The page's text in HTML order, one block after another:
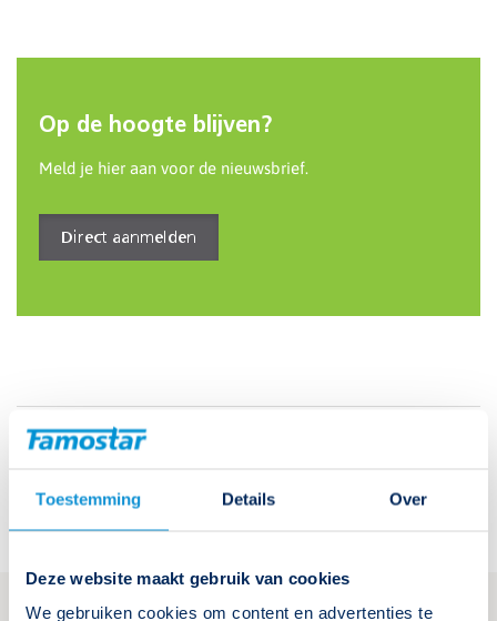
Toestemming Details Over
Deze website maakt gebruik van cookies
We gebruiken cookies om content en advertenties te
Op de hoogte blijven?
Meld je hier aan voor de nieuwsbrief.
Direct aanmelden